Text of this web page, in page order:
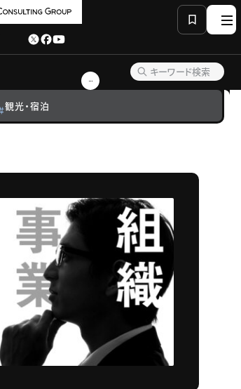
観光・宿泊